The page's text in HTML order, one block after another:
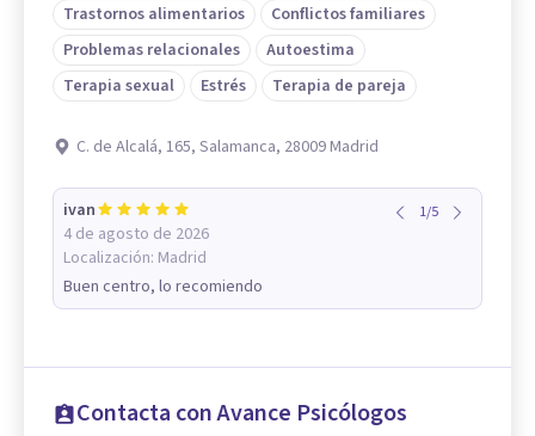
Trastornos alimentarios
Conflictos familiares
Problemas relacionales
Autoestima
Terapia sexual
Estrés Terapia de pareja
C. de Alcalá, 165, Salamanca, 28009 Madrid
ivan
4 de agosto de 2026
Localización: Madrid
1/5
Buen centro, lo recomiendo
Contacta con Avance Psicólogos